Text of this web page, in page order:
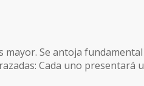
Se antoja
Cada uno presentará